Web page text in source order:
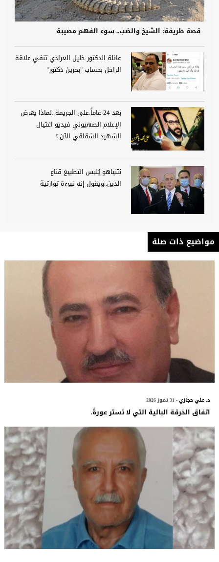
قصة طريفة: الشيخ والضب.. سوء الفهم مصيبة
عائلة الدكتور خليل العرادي تنفي علاقة
الراحل بحساب "بحرين دكتور"
بعد 24 عاماً.على الجريمة .لماذا يعرض
الإعلام الصهيوني فيديو اغتيال
الشهيد الشقاقي الآن.؟
نتنياهو يُلبس التطبيع قناع
الدين..ويقول إنه نبوءة توارتية
مواضيع ذات صلة
د. علي حجازي- 31 تموز 2026
اتفاق الخرقة البالية التي لا تستر عورةً.